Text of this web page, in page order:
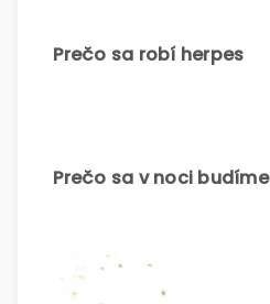
Prečo sa robí herpes
Prečo sa v noci budíme